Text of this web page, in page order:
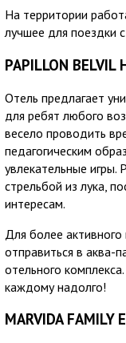
На территории
лучшее для поездки
PAPILLON
Отель предлагает
для ребят любого
весело проводить
педагогическим
увлекательные игры.
стрельбой из лука,
интересам.
Для более
отправиться в аква-
отельного
каждому надолго!
MARVIDA FAMILY